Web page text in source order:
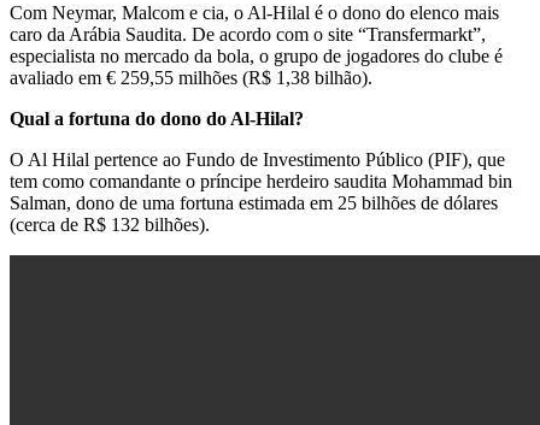
Com Neymar, Malcom e cia, o Al-Hilal é o dono do elenco mais
caro da Arábia Saudita. De acordo com o site “Transfermarkt”,
especialista no mercado da bola, o grupo de jogadores do clube é
avaliado em € 259,55 milhões (R$ 1,38 bilhão).
Qual a fortuna do dono do Al-Hilal?
O Al Hilal pertence ao Fundo de Investimento Público (PIF), que
tem como comandante o príncipe herdeiro saudita Mohammad bin
Salman, dono de uma fortuna estimada em 25 bilhões de dólares
(cerca de R$ 132 bilhões).